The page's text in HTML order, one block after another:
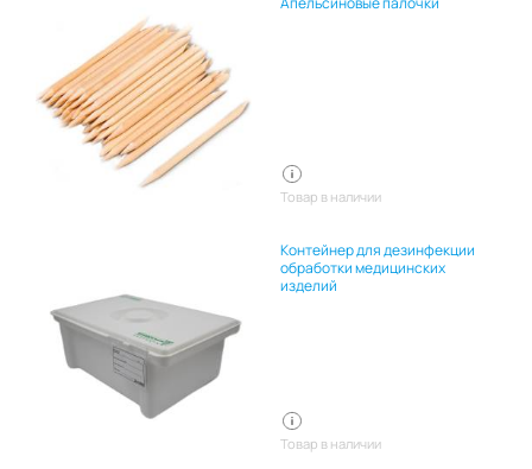
Товар в наличии
Контейнер для дезинфекции
обработки медицинских
изделий
Товар в наличии